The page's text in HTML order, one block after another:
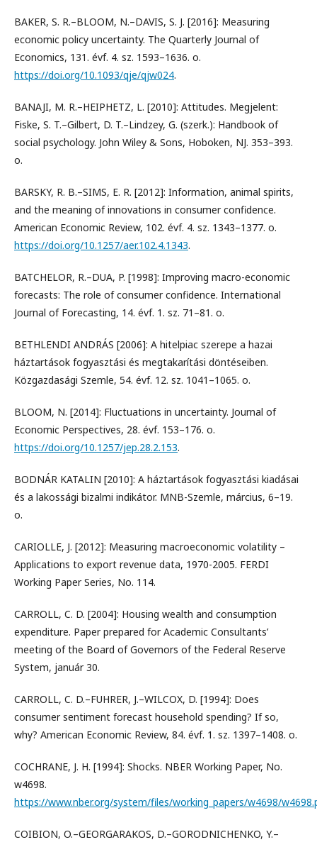
BAKER, S. R.–BLOOM, N.–DAVIS, S. J. [2016]: Measuring
economic policy uncertainty. The Quarterly Journal of
Economics, 131. évf. 4. sz. 1593–1636. o.
https://doi.org/10.1093/qje/qjw024.
BANAJI, M. R.–HEIPHETZ, L. [2010]: Attitudes. Megjelent:
Fiske, S. T.–Gilbert, D. T.–Lindzey, G. (szerk.): Handbook of
social psychology. John Wiley & Sons, Hoboken, NJ. 353–393.
o.
BARSKY, R. B.–SIMS, E. R. [2012]: Information, animal spirits,
and the meaning of innovations in consumer confidence.
American Economic Review, 102. évf. 4. sz. 1343–1377. o.
https://doi.org/10.1257/aer.102.4.1343.
BATCHELOR, R.–DUA, P. [1998]: Improving macro-economic
forecasts: The role of consumer confidence. International
Journal of Forecasting, 14. évf. 1. sz. 71–81. o.
BETHLENDI ANDRÁS [2006]: A hitelpiac szerepe a hazai
háztartások fogyasztási és megtakarítási döntéseiben.
Közgazdasági Szemle, 54. évf. 12. sz. 1041–1065. o.
BLOOM, N. [2014]: Fluctuations in uncertainty. Journal of
Economic Perspectives, 28. évf. 153–176. o.
https://doi.org/10.1257/jep.28.2.153.
BODNÁR KATALIN [2010]: A háztartások fogyasztási kiadásai
és a lakossági bizalmi indikátor. MNB-Szemle, március, 6–19.
o.
CARIOLLE, J. [2012]: Measuring macroeconomic volatility –
Applications to export revenue data, 1970-2005. FERDI
Working Paper Series, No. 114.
CARROLL, C. D. [2004]: Housing wealth and consumption
expenditure. Paper prepared for Academic Consultants’
meeting of the Board of Governors of the Federal Reserve
System, január 30.
CARROLL, C. D.–FUHRER, J.–WILCOX, D. [1994]: Does
consumer sentiment forecast household spending? If so,
why? American Economic Review, 84. évf. 1. sz. 1397–1408. o.
COCHRANE, J. H. [1994]: Shocks. NBER Working Paper, No.
w4698.
https://www.nber.org/system/files/working_papers/w4698/
COIBION, O.–GEORGARAKOS, D.–GORODNICHENKO, Y.–